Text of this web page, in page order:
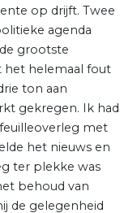
op drijft. Twee
agenda
grootste
het helemaal fout
ton aan
gekregen. Ik had
met
het nieuws en
ter plekke was
behoud van
de gelegenheid